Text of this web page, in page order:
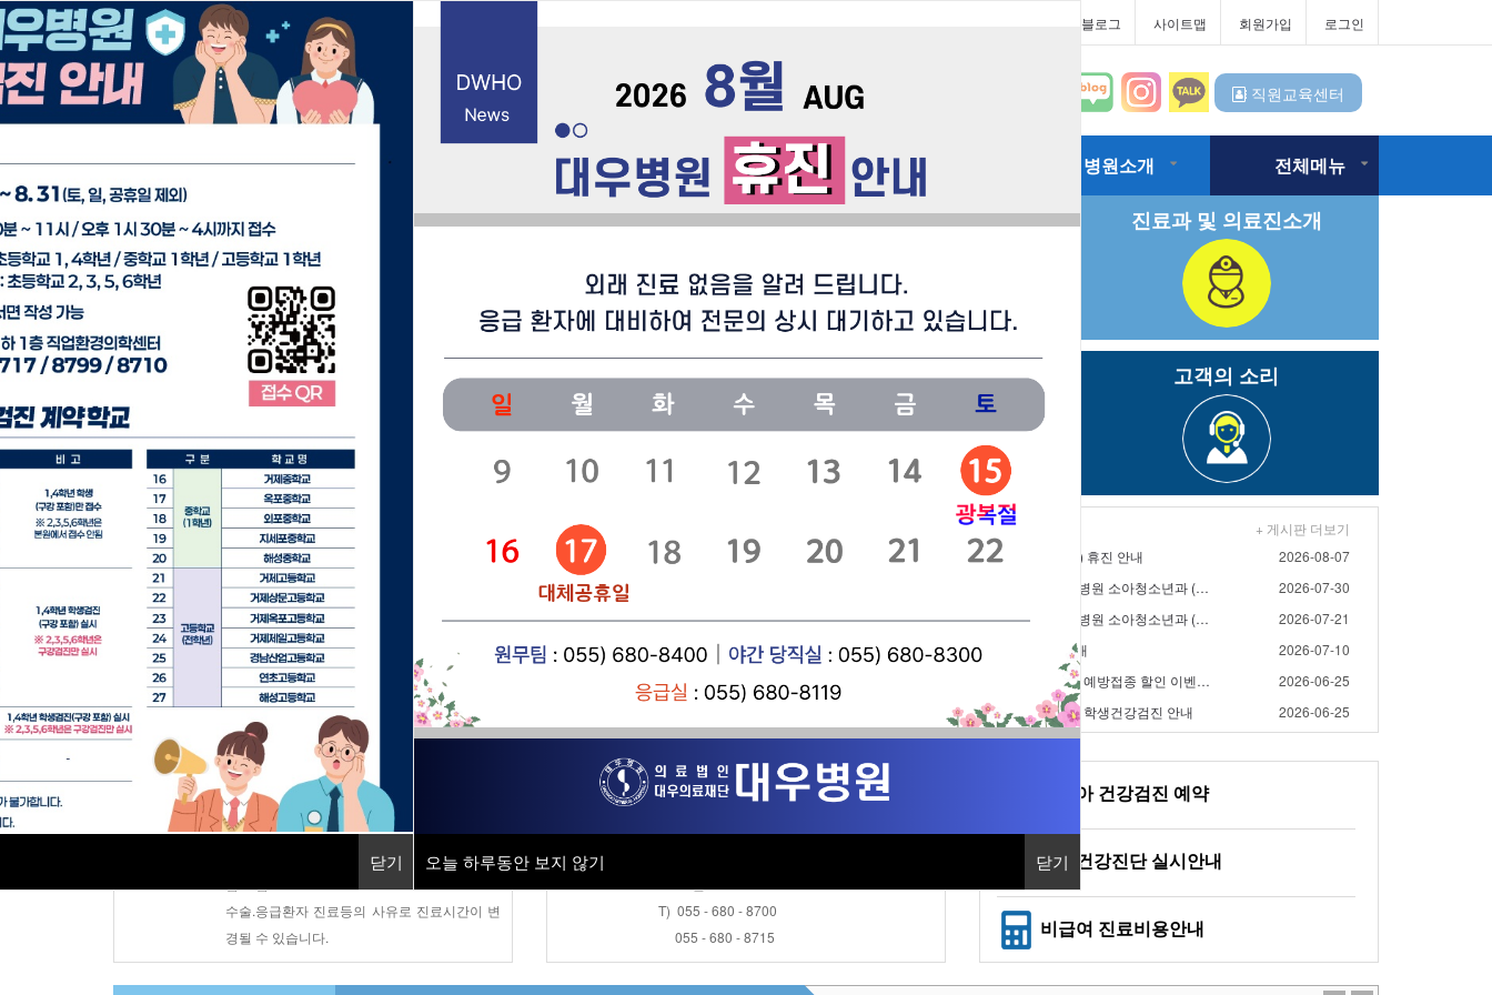
닫기 오늘 하루동안 보지 않기 닫기
닫기 오늘 하루동안 보지 않기 닫기
북마크 접속자 131 ( 대우병원블로그 사이트맵 회원가입 로그인
직원교육센터
HOME 진료안내 진료센터 이용안내 병원소식&공지 병원소개 전체메뉴
prev
진료과 및 의료진소개
고객의 소리
지역응급의료기관 근로자건강센터
직업환경의학센터 건강증진센터 진료협력센터
공지사항
채용공고
병원소식
+ 게시판 더보기
- 8/15(토), 8/17(월) 휴진 안내
2026-08-07
- 2026년 8월 대우병원 소아청소년과 (영유아검진) 검…
2026-07-30
- 2026년 7월 대우병원 소아청소년과 (영유아검진) 검…
2026-07-21
- 7/17(금) 휴진 안내
2026-07-10
- 2026년 대우병원 예방접종 할인 이벤트 연장 안내
2026-06-25
- 2026년 대우병원 학생건강검진 안내
2026-06-25
진료시간안내
평 일 : AM 08:30 ~ PM 17:30
토 요 일 : AM 08:30 ~ PM 12:30
수술.응급환자 진료등의 사유로 진료시간이 변
경될 수 있습니다.
채용검진 접수안내
오 전 : AM 08:30 ~ AM 11:30
T) 055 - 680 - 8700
055 - 680 - 8715
영유아 건강검진 예약
일반건강진단 실시안내
비급여 진료비용안내